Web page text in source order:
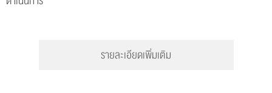
รายละเอียดเพิ่มเติม